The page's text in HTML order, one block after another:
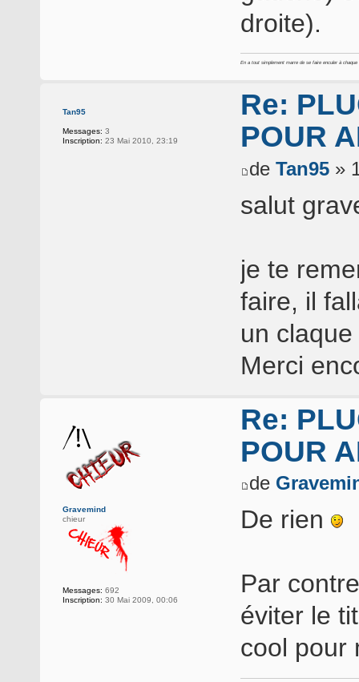
droite).
En a tout simplement marre de se faire enculer à
Tan95
Messages: 3
Inscription: 23 Mai 2010, 23:19
Re:
POUR
de Tan95 »
salut
je te
faire, il
un
Merci
Gravemind
chieur
Messages: 692
Inscription: 30 Mai 2009, 00:06
Re:
POUR
de
De rien
Par
éviter le
cool pour